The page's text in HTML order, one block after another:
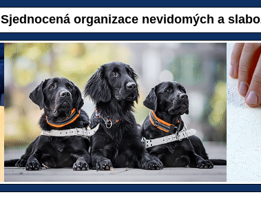
Sjednocená organizace nevidomých a